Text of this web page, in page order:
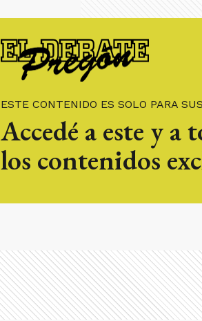
ESTE CONTENIDO ES SOLO PARA
Accedé a este y a
los contenidos